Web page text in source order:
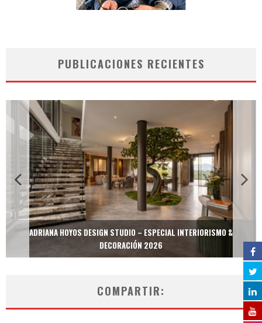
PUBLICACIONES RECIENTES
ADRIANA HOYOS DESIGN STUDIO – ESPECIAL INTERIORISMO &
DECORACIÓN 2026
COMPARTIR: